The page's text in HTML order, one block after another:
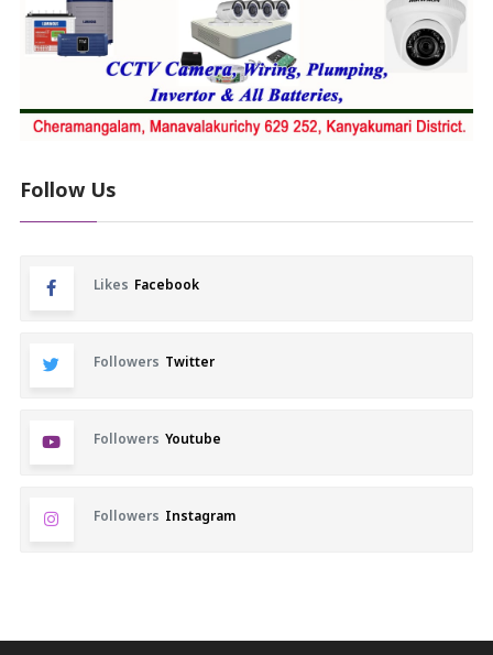
Follow Us
Likes Facebook
Followers Twitter
Followers Youtube
Followers Instagram